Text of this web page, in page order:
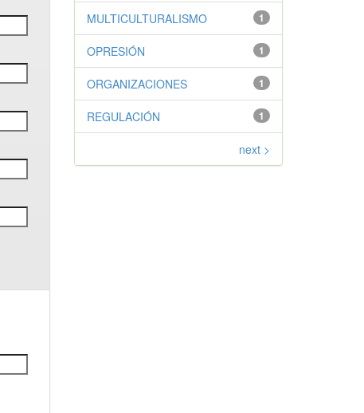
1
MULTICULTURALISMO
1
OPRESIÓN
1
ORGANIZACIONES
1
REGULACIÓN
next >